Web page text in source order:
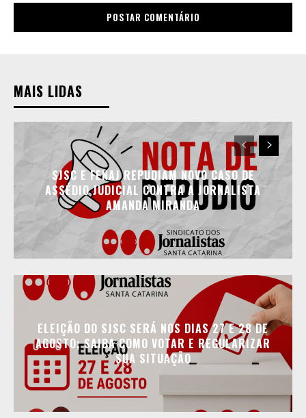
MAIS LIDAS
SJSC E FENAJ REPUDIAM NOVO CASO DE
ASSÉDIO JUDICIAL CONTRA A JORNALISTA
AMANDA MIRANDA
ELEIÇÃO DO SJSC SERÁ NOS DIAS 27 E 28 DE
AGOSTO; SAIBA COMO VOTAR E REGULARIZAR
SUA SITUAÇÃO